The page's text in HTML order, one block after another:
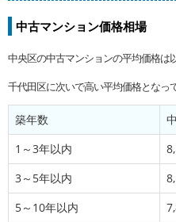
中古マンション価格相場
中央区の中古マンションの平均価格は
千代田区に次いで高い平均価格となっ
築年数
1～3年以内
3～5年以内
5～10年以内